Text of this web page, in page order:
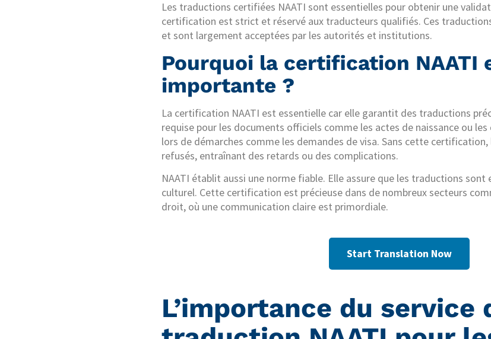
Les traductions certifiées NAATI sont essentielles pour obtenir une
certification est strict et réservé aux traducteurs qualifiés. Ces
et sont largement acceptées par les autorités et institutions.
Pourquoi la certification NAATI
importante ?
La certification NAATI est essentielle car elle garantit des traductions
requise pour les documents officiels comme les actes de naissance ou
lors de démarches comme les demandes de visa. Sans cette
refusés, entraînant des retards ou des complications.
NAATI établit aussi une norme fiable. Elle assure que les traductions
culturel. Cette certification est précieuse dans de nombreux secteurs
droit, où une communication claire est primordiale.
Start Translation Now
L’importance du service